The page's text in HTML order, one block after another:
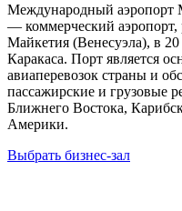
Международный аэропорт
— коммерческий аэропорт,
Майкетия (Венесуэла), в
Каракаса. Порт является
авиаперевозок страны и
пассажирские и грузовые
Ближнего Востока,
Америки.
Выбрать бизнес-зал